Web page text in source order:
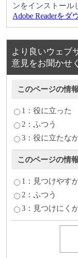
ンをインストール
Adobe Readerをダ
より良いウェブ
意見をお聞かせ
このページの情
1：役に立った
2：ふつう
3：役に立たな
このページの情
1：見つけやす
2：ふつう
3：見つけにく